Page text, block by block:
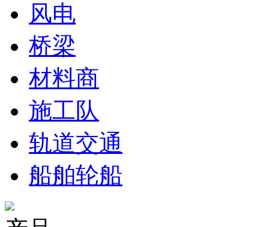
风电
桥梁
材料商
施工队
轨道交通
船舶轮船